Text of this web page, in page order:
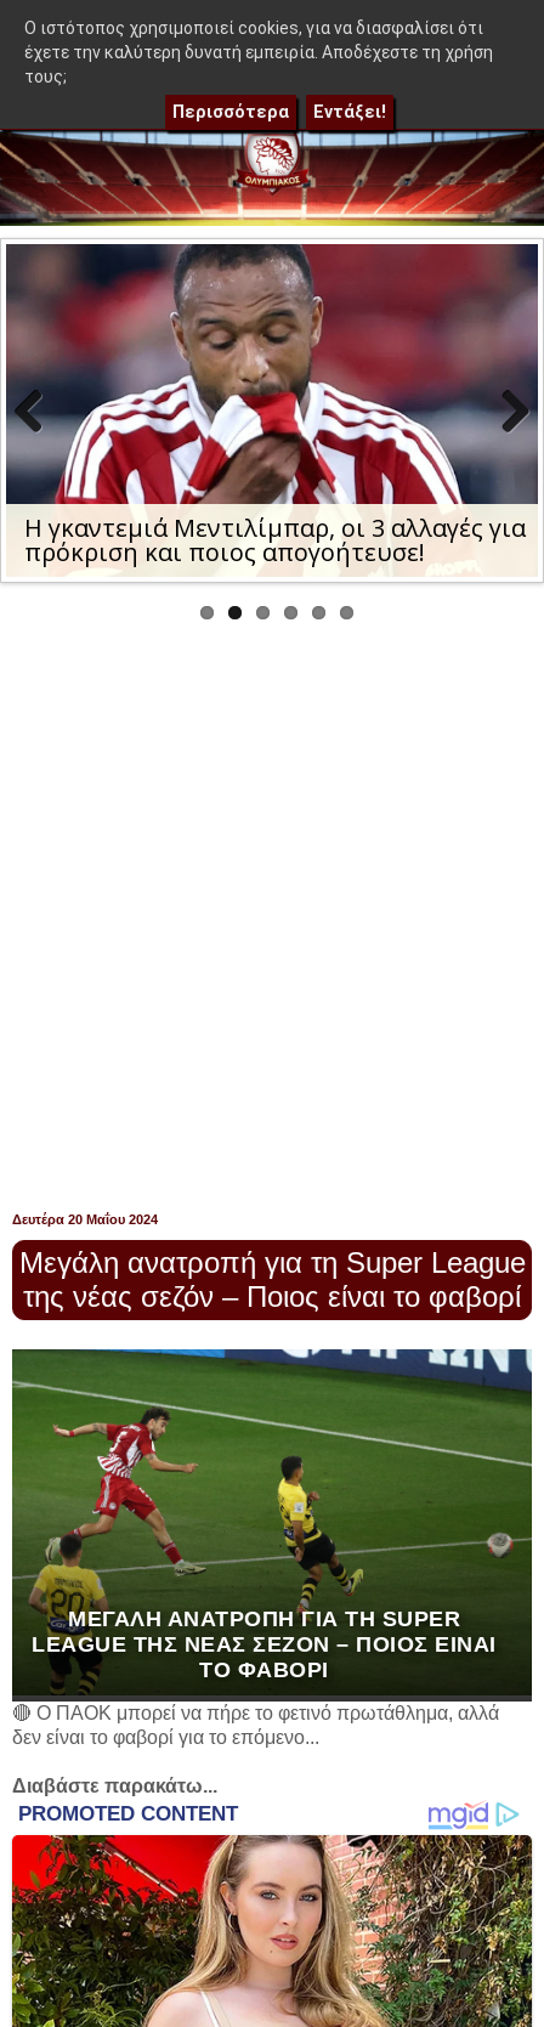
≡ OlympEidisis |
Η γκαντεμιά Μεντιλίμπαρ, οι 3 αλλαγές για
πρόκριση και ποιος απογοήτευσε!
us
που δεν βγήκε στον Μεντιλίμπαρ - Ακόμα 50-50" | Η
Δευτέρα 20 Μαΐου 2024
Μεγάλη ανατροπή για τη Super League
της νέας σεζόν – Ποιος είναι το φαβορί
ΜΕΓΆΛΗ ΑΝΑΤΡΟΠΉ ΓΙΑ ΤΗ SUPER
LEAGUE ΤΗΣ ΝΈΑΣ ΣΕΖΌΝ – ΠΟΙΟΣ ΕΊΝΑΙ
ΤΟ ΦΑΒΟΡΊ
🔴 Ο ΠΑΟΚ μπορεί να πήρε το φετινό πρωτάθλημα, αλλά
δεν είναι το φαβορί για το επόμενο...
Διαβάστε παρακάτω...
O ιστότοπος χρησιμοποιεί cookies, για να διασφαλίσει ότι
έχετε την καλύτερη δυνατή εμπειρία. Αποδέχεστε τη χρήση
τους;
Περισσότερα Εντάξει!